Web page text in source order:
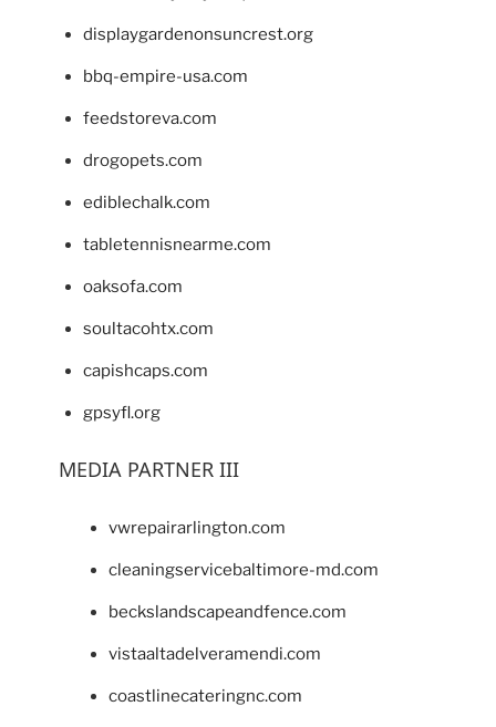
displaygardenonsuncrest.org
bbq-empire-usa.com
feedstoreva.com
drogopets.com
ediblechalk.com
tabletennisnearme.com
oaksofa.com
soultacohtx.com
capishcaps.com
gpsyfl.org
MEDIA PARTNER III
vwrepairarlington.com
cleaningservicebaltimore-md.com
beckslandscapeandfence.com
vistaaltadelveramendi.com
coastlinecateringnc.com